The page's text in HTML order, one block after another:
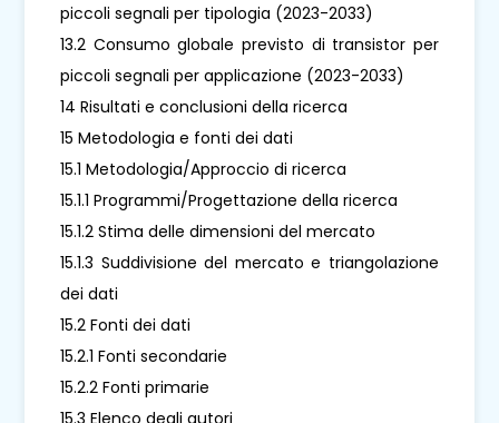
piccoli segnali per tipologia (2023-2033)
13.2 Consumo globale previsto di transistor per
piccoli segnali per applicazione (2023-2033)
14 Risultati e conclusioni della ricerca
15 Metodologia e fonti dei dati
15.1 Metodologia/Approccio di ricerca
15.1.1 Programmi/Progettazione della ricerca
15.1.2 Stima delle dimensioni del mercato
15.1.3 Suddivisione del mercato e triangolazione
dei dati
15.2 Fonti dei dati
15.2.1 Fonti secondarie
15.2.2 Fonti primarie
15.3 Elenco degli autori